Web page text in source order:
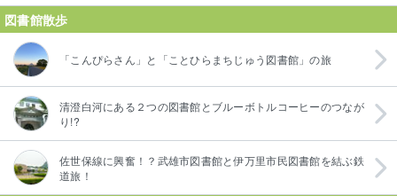
図書館散歩
「こんぴらさん」と「ことひらまちじゅう図書館」の旅
清澄白河にある２つの図書館とブルーボトルコーヒーのつなが
り!?
佐世保線に興奮！？武雄市図書館と伊万里市民図書館を結ぶ鉄
道旅！